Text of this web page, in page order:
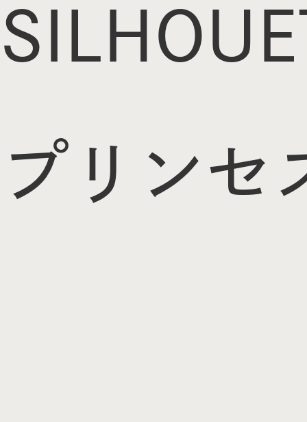
プリンセ